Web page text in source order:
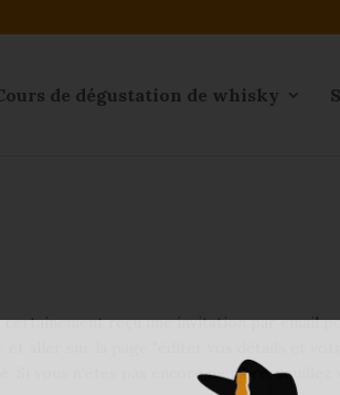
de dégustation de whisky
reçu une invitation par email
et aller sur la page "éditer vos détails et
vous n'êtes pas encore membre,